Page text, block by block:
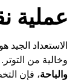
عملية
الاستعداد
وخالية من
والباحة، فإن